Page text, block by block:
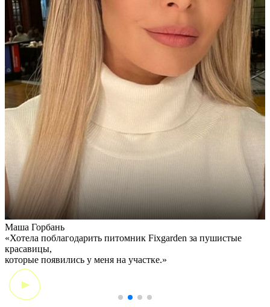
Маша Горбань
«Хотела поблагодарить питомник Fixgarden за пушистые
красавицы,
которые появились у меня на участке.»